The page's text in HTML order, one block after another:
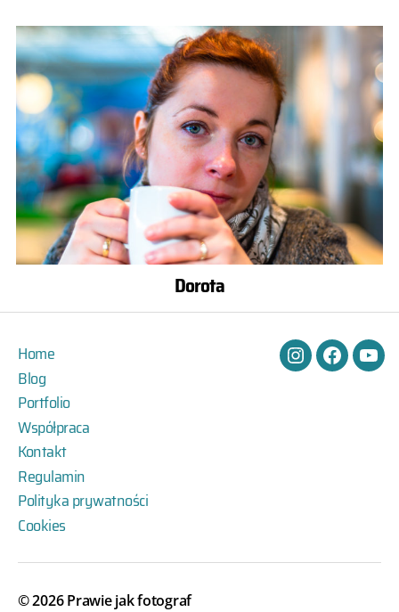
Dorota
Home
Blog
Portfolio
Współpraca
Kontakt
Regulamin
Polityka prywatności
Cookies
Instagram
Facebook
© 2026Prawie jak fotograf